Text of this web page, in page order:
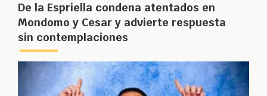
De la Espriella condena atentados en
Mondomo y Cesar y advierte respuesta
sin contemplaciones